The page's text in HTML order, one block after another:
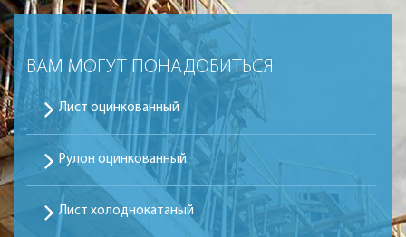
ВАМ МОГУТ ПОНАДОБИТЬСЯ
Лист оцинкованный
Рулон оцинкованный
Лист холоднокатаный